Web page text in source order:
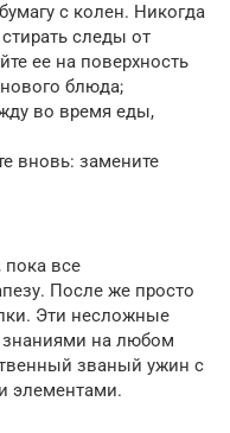
с колен. Никогда
следы от
ее на поверхность
блюда;
во время еды,
вновь: замените
пока все
После же просто
Эти несложные
знаниями на любом
званый ужин с
элементами.